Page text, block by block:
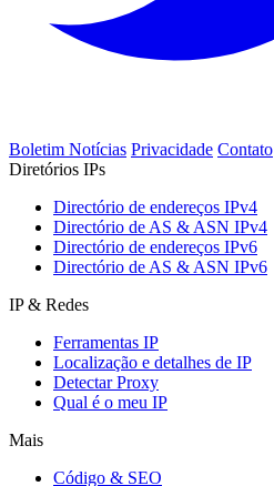
Boletim Notícias Privacidade Contato
Diretórios IPs
Directório de endereços IPv4
Directório de AS & ASN IPv4
Directório de endereços IPv6
Directório de AS & ASN IPv6
IP & Redes
Ferramentas IP
Localização e detalhes de IP
Detectar Proxy
Qual é o meu IP
Mais
Código & SEO